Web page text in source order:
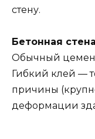
стену.
Бетонная
Обычный
Гибкий клей —
причины
деформации